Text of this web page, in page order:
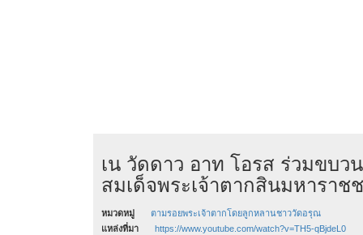
เน วัดดาว อาท โอรส ร่วมขบว
สมเด็จพระเจ้าตากสินมหาราช
หมวดหมู่
ตามรอยพระเจ้าตากโดยลูกหลานชาววัดอรุณ
แหล่งที่มา
https://www.youtube.com/watch?v=TH5-qBjdeL0